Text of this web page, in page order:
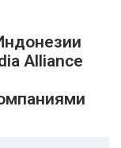
Alliance